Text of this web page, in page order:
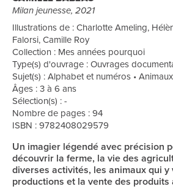
Milan jeunesse, 2021
Illustrations de : Charlotte Ameling,
Falorsi, Camille Roy
Collection : Mes années pourquoi
Type(s) d'ouvrage : Ouvrages
Sujet(s) : Alphabet et numéros • Animaux
Âges : 3 à 6 ans
Sélection(s) : -
Nombre de pages : 94
ISBN : 9782408029579
Un imagier légendé avec précision
découvrir la ferme, la vie des
diverses activités, les animaux qui y
productions et la vente des produits